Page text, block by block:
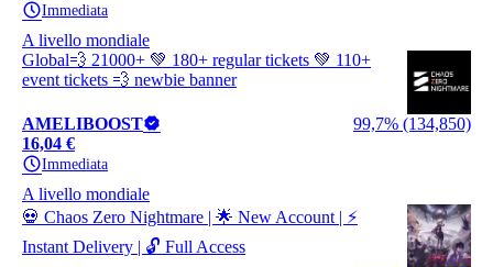
Immediata
A livello mondiale
Global💨 21000+ 💚 180+ regular tickets 💚 110+
event tickets 💨 newbie banner
AMELIBOOST
99,7% (134,850)
16,04 €
Immediata
A livello mondiale
💀 Chaos Zero Nightmare | 🌟 New Account | ⚡
Instant Delivery | 🔓 Full Access